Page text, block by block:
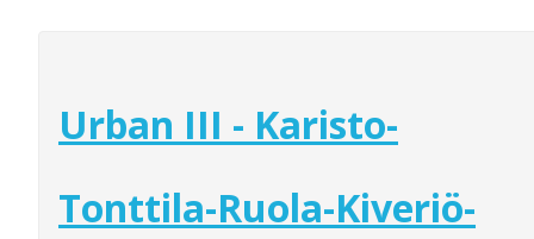
Urban III - Karisto-
Tonttila-Ruola-Kiveriö-